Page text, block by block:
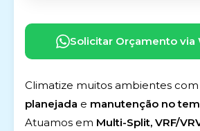
Solicitar Orçamento via
Climatize muitos ambientes com
planejada e manutenção no
Atuamos em Multi-Split, VRF/